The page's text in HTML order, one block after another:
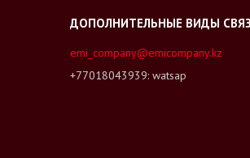
emi_company@emicompany.kz
+77018043939 watsap